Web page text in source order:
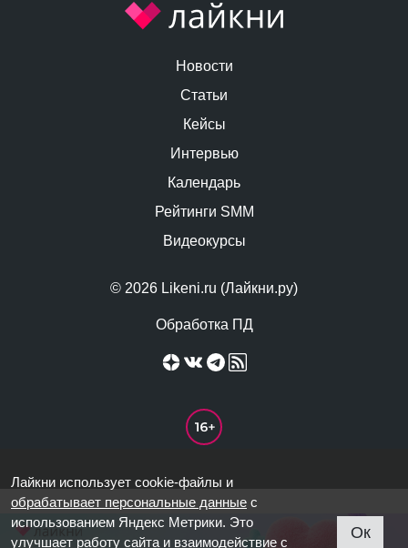
© 2026 Likeni.ru (Лайкни.ру)
Обработка ПД
Новости
Статьи
Кейсы
Интервью
Календарь
Рейтинги SMM
Видеокурсы
Лайкни использует cookie-файлы и
обрабатывает персональные данные с
использованием Яндекс Метрики. Это
улучшает работу сайта и взаимодействие с
Ок